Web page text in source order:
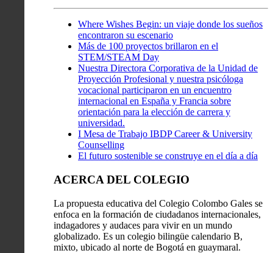
Where Wishes Begin: un viaje donde los sueños
encontraron su escenario
Más de 100 proyectos brillaron en el
STEM/STEAM Day
Nuestra Directora Corporativa de la Unidad de
Proyección Profesional y nuestra psicóloga
vocacional participaron en un encuentro
internacional en España y Francia sobre
orientación para la elección de carrera y
universidad.
I Mesa de Trabajo IBDP Career & University
Counselling
El futuro sostenible se construye en el día a día
ACERCA DEL COLEGIO
La propuesta educativa del Colegio Colombo Gales se
enfoca en la formación de ciudadanos internacionales,
indagadores y audaces para vivir en un mundo
globalizado. Es un colegio bilingüe calendario B,
mixto, ubicado al norte de Bogotá en guaymaral.